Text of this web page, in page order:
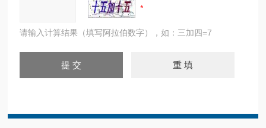
请输入计算结果（填写阿拉伯数字），如：三加四=7